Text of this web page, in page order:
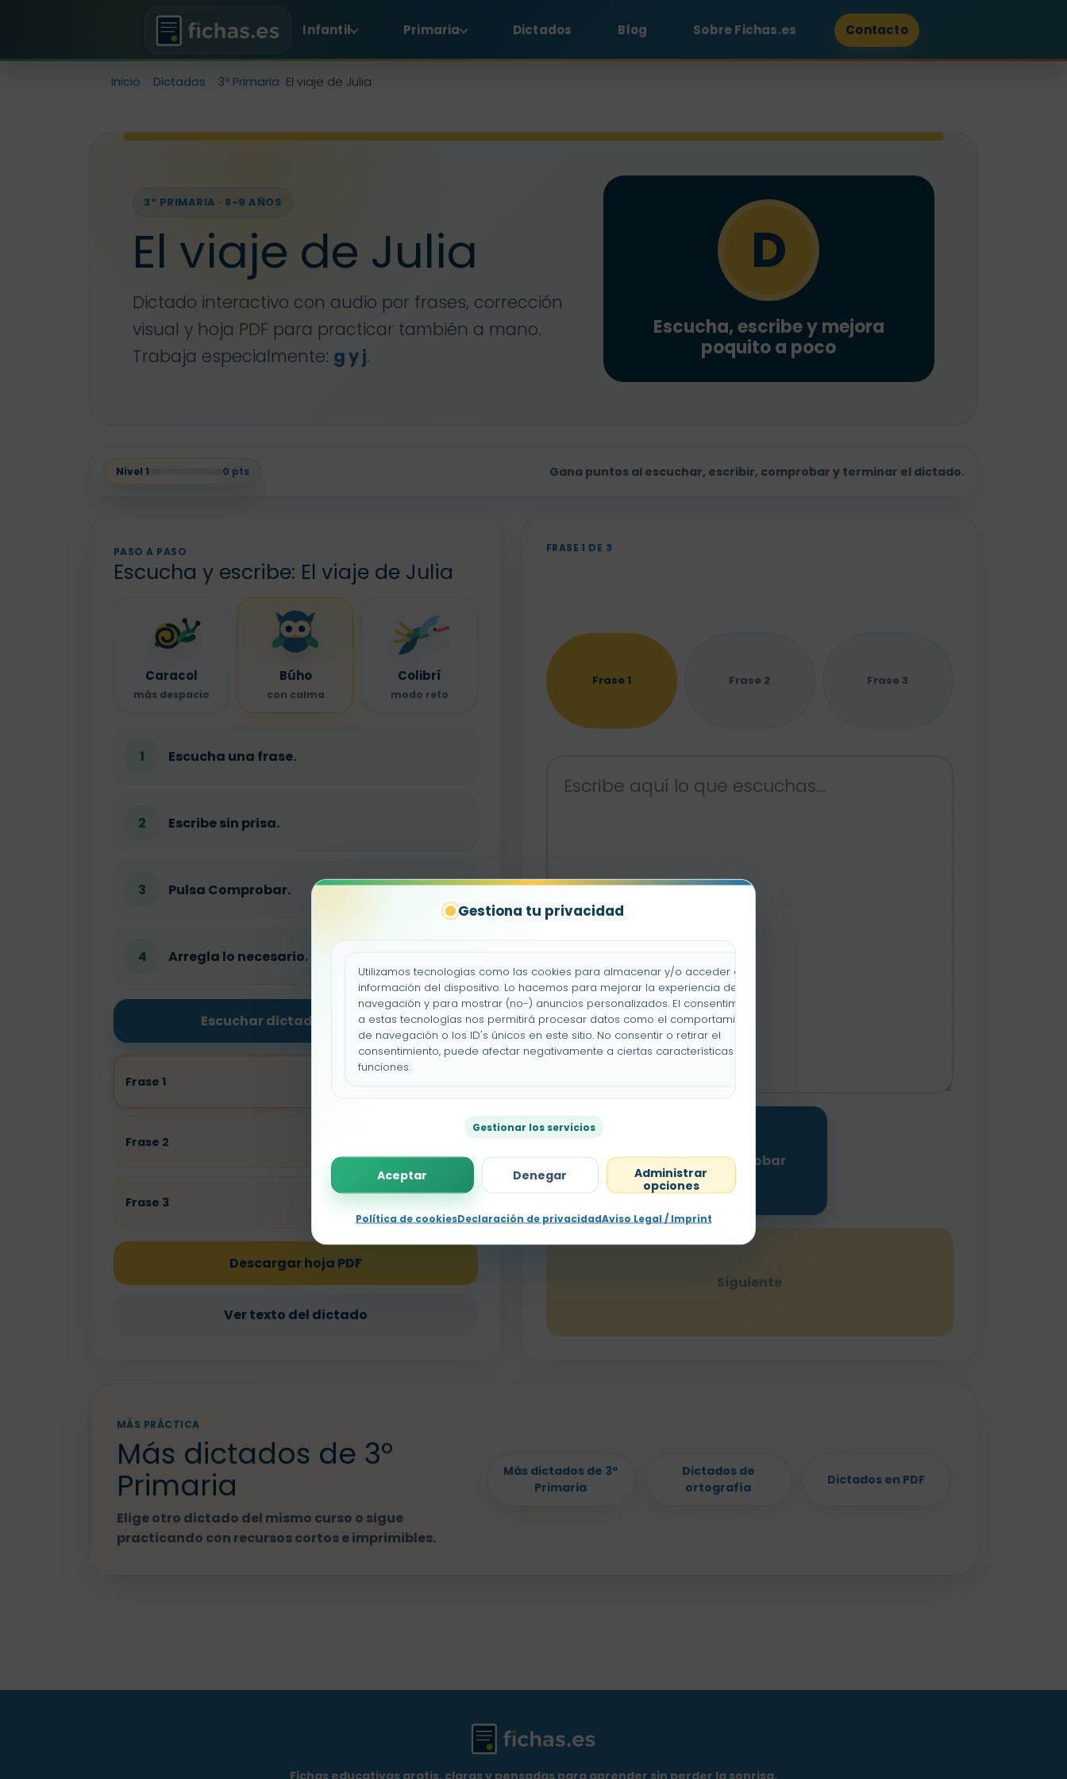
Gestiona tu privacidad
Utilizamos tecnologías como las cookies para almacenar y/o acceder a la
información del dispositivo. Lo hacemos para mejorar la experiencia de
navegación y para mostrar (no-) anuncios personalizados. El consentimiento
a estas tecnologías nos permitirá procesar datos como el comportamiento
de navegación o los ID's únicos en este sitio. No consentir o retirar el
consentimiento, puede afectar negativamente a ciertas características y
funciones.
Gestionar los servicios
Aceptar Denegar
Administrar
opciones
Política de cookiesDeclaración de privacidadAviso Legal / Imprint
Infantil Primaria Dictados Blog Sobre Fichas.es Contacto
Inicio Dictados 3º Primaria El viaje de Julia
3º PRIMARIA · 8-9 AÑOS
El viaje de Julia
Dictado interactivo con audio por frases, corrección
visual y hoja PDF para practicar también a mano.
Trabaja especialmente: g y j.
D
Escucha, escribe y mejora
poquito a poco
Nivel 1 0 pts Gana puntos al escuchar, escribir, comprobar y terminar el dictado.
PASO A PASO
Escucha y escribe: El viaje de Julia
Caracol
más despacio
Búho
con calma
Colibrí
modo reto
1 Escucha una frase.
2 Escribe sin prisa.
3 Pulsa Comprobar.
4 Arregla lo necesario.
Escuchar dictado completo
Frase 1
Frase 2
Frase 3
Descargar hoja PDF
Ver texto del dictado
FRASE 1 DE 3
Frase 1 Frase 2 Frase 3
Anterior Comprobar
Siguiente
MÁS PRÁCTICA
Más dictados de 3º
Primaria
Elige otro dictado del mismo curso o sigue
practicando con recursos cortos e imprimibles.
Más dictados de 3º
Primaria
Dictados de
ortografía
Dictados en PDF